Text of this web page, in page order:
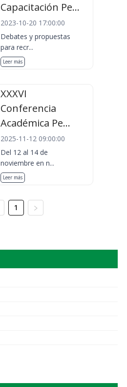
Capacitación Pe...
2023-10-20 17:00:00
Debates y propuestas
para recr...
Leer más
XXXVI
Conferencia
Académica Pe...
2025-11-12 09:00:00
Del 12 al 14 de
noviembre en n...
Leer más
1